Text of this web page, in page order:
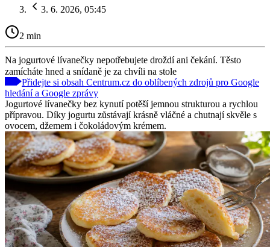
3. 6. 2026, 05:45
2 min
Na jogurtové lívanečky nepotřebujete droždí ani čekání. Těsto
zamícháte hned a snídaně je za chvíli na stole
Přidejte si obsah Centrum.cz do oblíbených zdrojů pro Google
hledání a Google zprávy
Jogurtové lívanečky bez kynutí potěší jemnou strukturou a rychlou
přípravou. Díky jogurtu zůstávají krásně vláčné a chutnají skvěle s
ovocem, džemem i čokoládovým krémem.